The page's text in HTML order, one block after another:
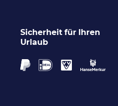
Sicherheit für Ihren
Urlaub